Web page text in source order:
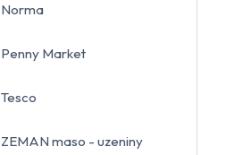
Norma
Penny Market
Tesco
ZEMAN maso - uzeniny